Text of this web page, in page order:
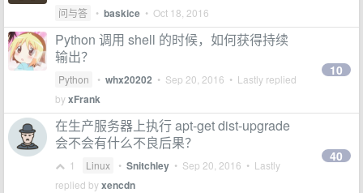
问与答 • baskice • Oct 18, 2016
Python 调用 shell 的时候，如何获得持续
输出？
Python • whx20202 • Sep 20, 2016 • Lastly replied
byxFrank
10
在生产服务器上执行 apt-get dist-upgrade
会不会有什么不良后果？
1 Linux • Snitchley • Sep 20, 2016 • Lastly
replied byxencdn
40